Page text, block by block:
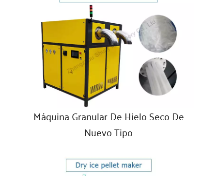
Máquina Granular De Hielo Seco De
Nuevo Tipo